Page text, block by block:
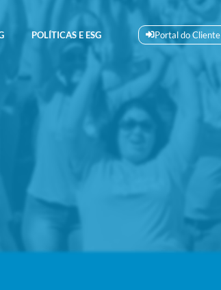
POLÍTICAS E ESG Portal do Cliente